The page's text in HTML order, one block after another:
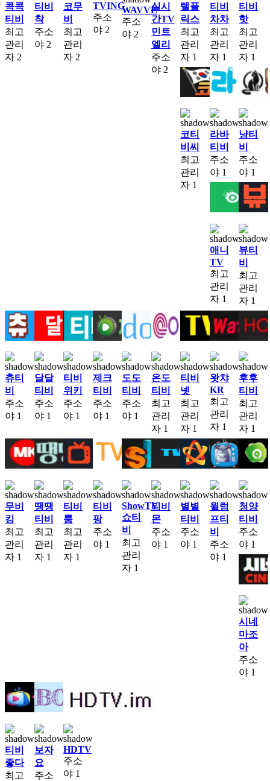
콕콕
티비
최고
관리
자 2
티비
착
주소
야 2
코무
비
최고
관리
자 2
TVING
주소
야 2
WAVVE
주소
야 2
실시
간TV
민트
엘리
주소
야 2
텔플
릭스
최고
관리
자 1
티비
차차
최고
관리
자 1
티비
핫
최고
관리
자 1
코티
비씨
최고
관리
자 1
라바
티비
주소
야 1
냥티
비
주소
야 1
애니
TV
최고
관리
자 1
뷰티
비
최고
관리
자 1
츄티
비
주소
야 1
달달
티비
주소
야 1
티비
위키
주소
야 1
제크
티비
주소
야 1
도도
티비
주소
야 1
온도
티비
최고
관리
자 1
티비
넷
최고
관리
자 1
왓챠
KR
최고
관리
자 1
후후
티비
최고
관리
자 1
무비
킹
최고
관리
자 1
땡땡
티비
최고
관리
자 1
티비
룸
최고
관리
자 1
티비
팡
주소
야 1
ShowTV
쇼티
비
최고
관리
자 1
티비
몬
주소
야 1
별별
티비
주소
야 1
윌럼
프티
비
주소
야 1
청양
티비
주소
야 1
시네
마조
아
주소
야 1
티비
좋다
최고
보자
요
주소
HDTV
주소
야 1